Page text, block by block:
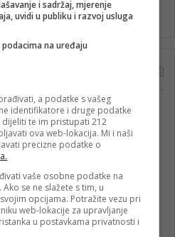
gradi BiH-Jovan Divjak“
u posljednje 22 godine imao
2023.
Igmana iznenadili
cvijećem i besplatnim
utakmicu
i sadržaj, mjerenje
uvidi u publiku i razvoj usluga
na uređaju
a podatke s vašeg
identifikatore i druge podatke
te im pristupati 212
ova web-lokacija. Mi i naši
precizne podatke o
vaše osobne podatke na
se ne slažete s tim, u
opcijama. Potražite vezu pri
web-lokacije za upravljanje
u postavkama privatnosti i